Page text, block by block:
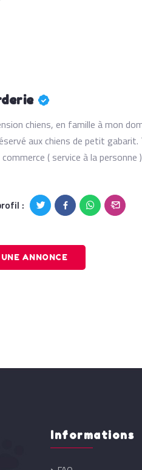
chiens, en famille à mon
aux chiens de petit
( service à la
:
ANNONCE
Informations